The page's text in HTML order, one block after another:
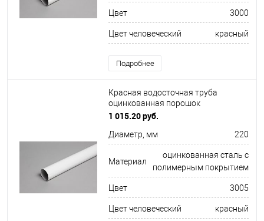
Цвет 3000
Цвет человеческий красный
Подробнее
Красная водосточная труба
оцинкованная порошок
ф220х1250мм RAL 3005
1 015.20 руб.
Диаметр, мм 220
Материал
оцинкованная сталь с
полимерным покрытием
Цвет 3005
Цвет человеческий красный